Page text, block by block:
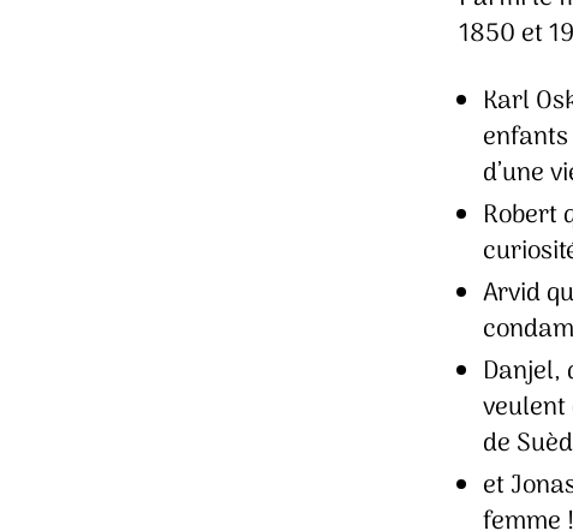
1850 et
Karl
d’une
Robert
Arvid
Danjel,
veulent
de
et
femme !